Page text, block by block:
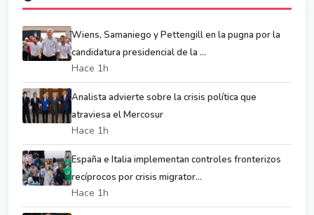
Wiens, Samaniego y Pettengill en la pugna por la
candidatura presidencial de la ...
Hace 1h
Analista advierte sobre la crisis política que
atraviesa el Mercosur
Hace 1h
España e Italia implementan controles fronterizos
recíprocos por crisis migrator...
Hace 1h